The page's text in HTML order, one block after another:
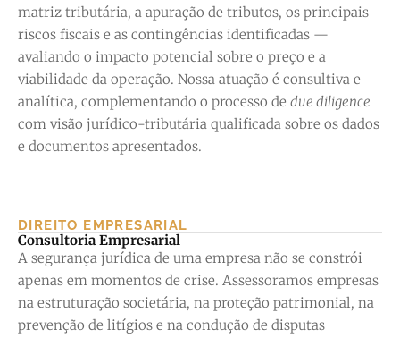
matriz tributária, a apuração de tributos, os principais
riscos fiscais e as contingências identificadas —
avaliando o impacto potencial sobre o preço e a
viabilidade da operação. Nossa atuação é consultiva e
analítica, complementando o processo de due diligence
com visão jurídico-tributária qualificada sobre os dados
e documentos apresentados.
DIREITO EMPRESARIAL
Consultoria Empresarial
A segurança jurídica de uma empresa não se constrói
apenas em momentos de crise. Assessoramos empresas
na estruturação societária, na proteção patrimonial, na
prevenção de litígios e na condução de disputas